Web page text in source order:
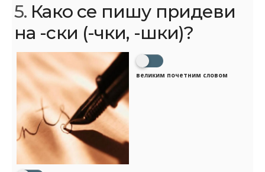
5. Како се пишу придеви
на -ски (-чки, -шки)?
великим почетним словом